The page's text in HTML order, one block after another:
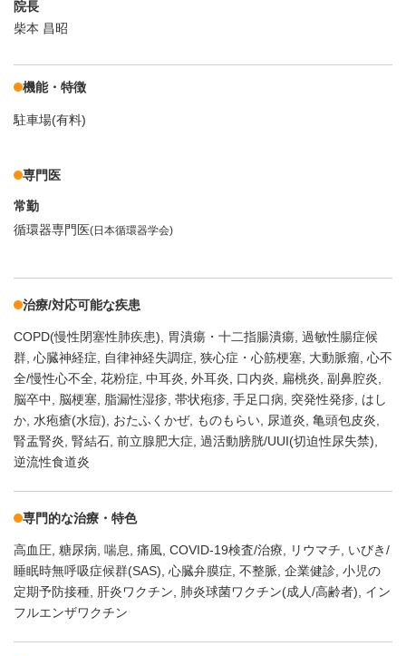
院長
柴本 昌昭
機能・特徴
駐車場(有料)
専門医
常勤
循環器専門医(日本循環器学会)
治療/対応可能な疾患
COPD(慢性閉塞性肺疾患) 胃潰瘍・十二指腸潰瘍 過敏性腸症候
群 心臓神経症 自律神経失調症 狭心症・心筋梗塞 大動脈瘤 心不
全/慢性心不全 花粉症 中耳炎 外耳炎 口内炎 扁桃炎 副鼻腔炎
脳卒中
脳梗塞 脂漏性湿疹 帯状疱疹 手足口病 突発性発疹 はし
か 水疱瘡(水痘) おたふくかぜ ものもらい 尿道炎 亀頭包皮炎
腎盂腎炎 腎結石 前立腺肥大症 過活動膀胱/UUI(切迫性尿失禁)
逆流性食道炎
専門的な治療・特色
高血圧 糖尿病 喘息 痛風 COVID-19検査/治療 リウマチ
いびき/
睡眠時無呼吸症候群(SAS) 心臓弁膜症 不整脈 企業健診 小児の
定期予防接種 肝炎ワクチン 肺炎球菌ワクチン(成人/高齢者)
イン
フルエンザワクチン